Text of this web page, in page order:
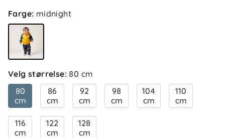
Farge: midnight
Velg størrelse: 80 cm
80
cm
86
cm
92
cm
98
cm
104
cm
110
cm
116
cm
122
cm
128
cm
Eline
Litt tynt, men rimeligere enn de andre.
SS